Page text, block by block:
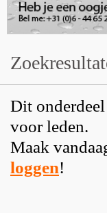
Dit
voor leden.
Maak
loggen!